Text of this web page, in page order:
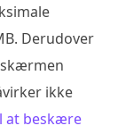
Derudover
ikke
at beskære